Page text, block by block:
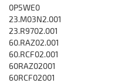
0P5WE0
23.M03N2.001
23.R9702.001
60.RAZ02.001
60.RCF02.001
60RAZ02001
60RCF02001